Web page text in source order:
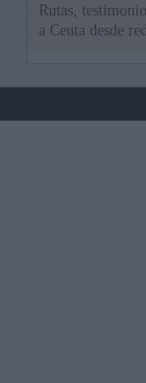
Rutas,
a Ceuta desde